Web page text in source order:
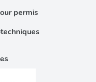
permis